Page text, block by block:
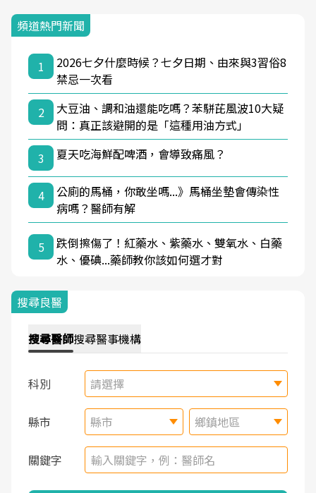
頻道熱門新聞
1
2026七夕什麼時候？七夕日期、由來與3習俗8
禁忌一次看
2
大豆油、調和油還能吃嗎？苯駢芘風波10大疑
問：真正該避開的是「這種用油方式」
3
夏天吃海鮮配啤酒，會導致痛風？
4
公廁的馬桶，你敢坐嗎...》馬桶坐墊會傳染性
病嗎？醫師有解
5
跌倒擦傷了！紅藥水、紫藥水、雙氧水、白藥
水、優碘...藥師教你該如何選才對
搜尋良醫
搜尋醫師搜尋醫事機構
科別 請選擇
縣市 縣市 鄉鎮地區
關鍵字